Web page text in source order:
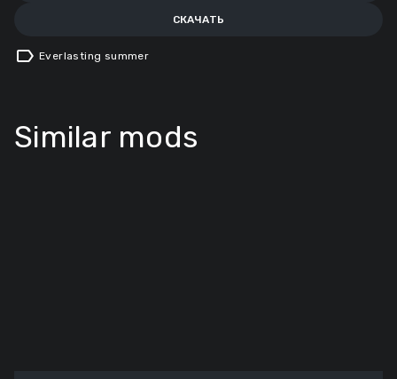
СКАЧАТЬ
label Everlasting summer
Similar mods